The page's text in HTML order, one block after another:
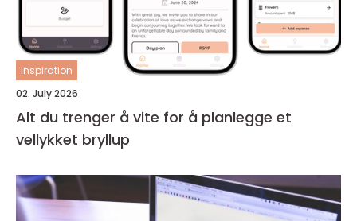
inspiration
02. July 2026
Alt du trenger å vite for å planlegge et
vellykket bryllup